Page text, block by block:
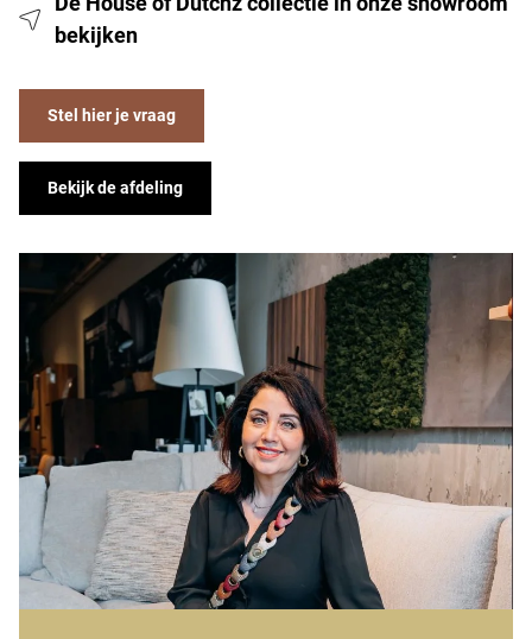
bekijken
Stel hier je vraag
Bekijk de afdeling